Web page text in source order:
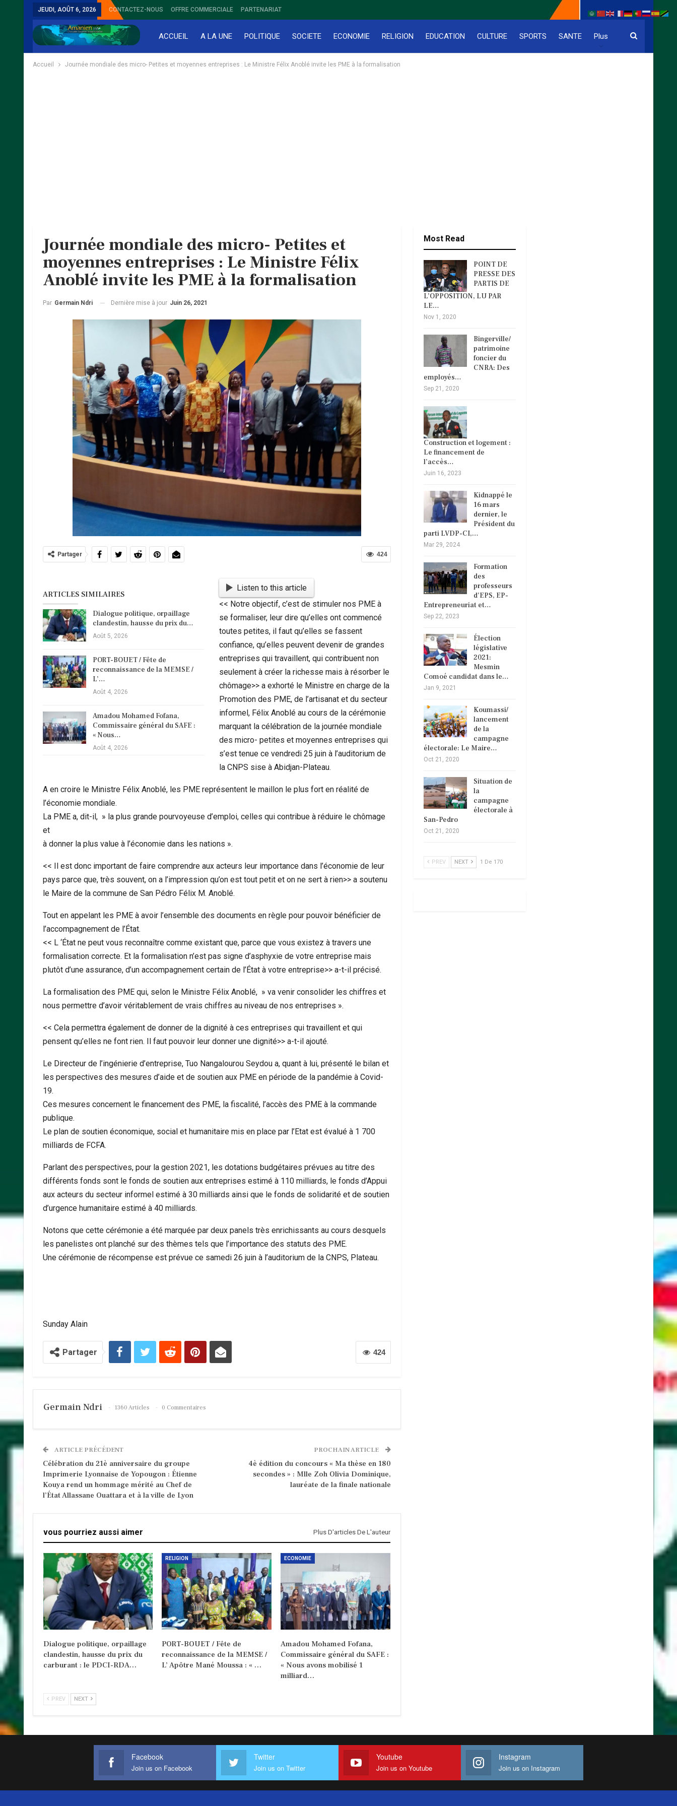
JEUDI, AOÛT 6, 2026 CONTACTEZ-NOUS OFFRE COMMERCIALE PARTENARIAT
ACCUEIL A LA UNE POLITIQUE SOCIETE ECONOMIE RELIGION EDUCATION CULTURE SPORTS SANTE Plus
Accueil Journée mondiale des micro- Petites et moyennes entreprises : Le Ministre Félix Anoblé invite les PME à la formalisation
Journée mondiale des micro- Petites et
moyennes entreprises : Le Ministre Félix
Anoblé invite les PME à la formalisation
Par Germain Ndri Dernière mise à jour Juin 26, 2021
424
Partager
ARTICLES SIMILAIRES
Dialogue politique, orpaillage
clandestin, hausse du prix du…
Août 5, 2026
PORT-BOUET / Fête de
reconnaissance de la MEMSE /
L’…
Août 4, 2026
Amadou Mohamed Fofana,
Commissaire général du SAFE :
« Nous…
Août 4, 2026
Listen to this article
<< Notre objectif, c’est de stimuler nos PME à
se formaliser, leur dire qu’elles ont commencé
toutes petites, il faut qu’elles se fassent
confiance, qu’elles peuvent devenir de grandes
entreprises qui travaillent, qui contribuent non
seulement à créer la richesse mais à résorber le
chômage>> a exhorté le Ministre en charge de la
Promotion des PME, de l’artisanat et du secteur
informel, Félix Anoblé au cours de la cérémonie
marquant la célébration de la journée mondiale
des micro- petites et moyennes entreprises qui
s’est tenue ce vendredi 25 juin à l’auditorium de
la CNPS sise à Abidjan-Plateau.
A en croire le Ministre Félix Anoblé, les PME représentent le maillon le plus fort en réalité de
l’économie mondiale.
La PME a, dit-il, » la plus grande pourvoyeuse d’emploi, celles qui contribue à réduire le chômage
et
à donner la plus value à l’économie dans les nations ».
<< Il est donc important de faire comprendre aux acteurs leur importance dans l’économie de leur
pays parce que, très souvent, on a l’impression qu’on est tout petit et on ne sert à rien>> a soutenu
le Maire de la commune de San Pédro Félix M. Anoblé.
Tout en appelant les PME à avoir l’ensemble des documents en règle pour pouvoir bénéficier de
l’accompagnement de l’État.
<< L ‘État ne peut vous reconnaître comme existant que, parce que vous existez à travers une
formalisation correcte. Et la formalisation n’est pas signe d’asphyxie de votre entreprise mais
plutôt d’une assurance, d’un accompagnement certain de l’État à votre entreprise>> a-t-il précisé.
La formalisation des PME qui, selon le Ministre Félix Anoblé, » va venir consolider les chiffres et
nous permettre d’avoir véritablement de vrais chiffres au niveau de nos entreprises ».
<< Cela permettra également de donner de la dignité à ces entreprises qui travaillent et qui
pensent qu’elles ne font rien. Il faut pouvoir leur donner une dignité>> a-t-il ajouté.
Le Directeur de l’ingénierie d’entreprise, Tuo Nangalourou Seydou a, quant à lui, présenté le bilan et
les perspectives des mesures d’aide et de soutien aux PME en période de la pandémie à Covid-
19.
Ces mesures concernent le financement des PME, la fiscalité, l’accès des PME à la commande
publique.
Le plan de soutien économique, social et humanitaire mis en place par l’Etat est évalué à 1 700
milliards de FCFA.
Parlant des perspectives, pour la gestion 2021, les dotations budgétaires prévues au titre des
différents fonds sont le fonds de soutien aux entreprises estimé à 110 milliards, le fonds d’Appui
aux acteurs du secteur informel estimé à 30 milliards ainsi que le fonds de solidarité et de soutien
d’urgence humanitaire estimé à 40 milliards.
Notons que cette cérémonie a été marquée par deux panels très enrichissants au cours desquels
les panelistes ont planché sur des thèmes tels que l’importance des statuts des PME.
Une cérémonie de récompense est prévue ce samedi 26 juin à l’auditorium de la CNPS, Plateau.
Sunday Alain
424
Partager
Germain Ndri 1360 Articles 0 Commentaires
ARTICLE PRÉCÉDENT
Célébration du 21è anniversaire du groupe
Imprimerie Lyonnaise de Yopougon : Étienne
Kouya rend un hommage mérité au Chef de
l’État Allassane Ouattara et à la ville de Lyon
PROCHAIN ARTICLE
4è édition du concours « Ma thèse en 180
secondes » : Mlle Zoh Olivia Dominique,
lauréate de la finale nationale
vous pourriez aussi aimer Plus D'articles De L'auteur
Dialogue politique, orpaillage
clandestin, hausse du prix du
carburant : le PDCI-RDA…
RELIGION
PORT-BOUET / Fête de
reconnaissance de la MEMSE /
L’ Apôtre Mané Moussa : « …
ECONOMIE
Amadou Mohamed Fofana,
Commissaire général du SAFE :
« Nous avons mobilisé 1
milliard…
PREV NEXT
Most Read
POINT DE
PRESSE DES
PARTIS DE
L’OPPOSITION, LU PAR
LE…
Nov 1, 2020
Bingerville/
patrimoine
foncier du
CNRA: Des
employés…
Sep 21, 2020
Construction et logement :
Le financement de
l’accès…
Juin 16, 2023
Kidnappé le
16 mars
dernier, le
Président du
parti LVDP-CI,…
Mar 29, 2024
Formation
des
professeurs
d’EPS, EP-
Entrepreneuriat et…
Sep 22, 2023
Élection
législative
2021:
Mesmin
Comoé candidat dans le…
Jan 9, 2021
Koumassi/
lancement
de la
campagne
électorale: Le Maire…
Oct 21, 2020
Situation de
la
campagne
électorale à
San-Pedro
Oct 21, 2020
PREV NEXT 1 De 170
Facebook
Join us on Facebook
Twitter
Join us on Twitter
Youtube
Join us on Youtube
Instagram
Join us on Instagram